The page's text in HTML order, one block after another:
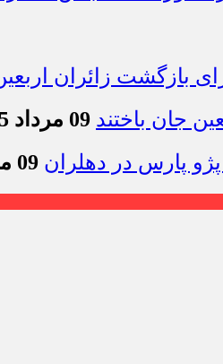
09 مرداد 1405 - 9:22
09 مرداد 1405 - 9:11